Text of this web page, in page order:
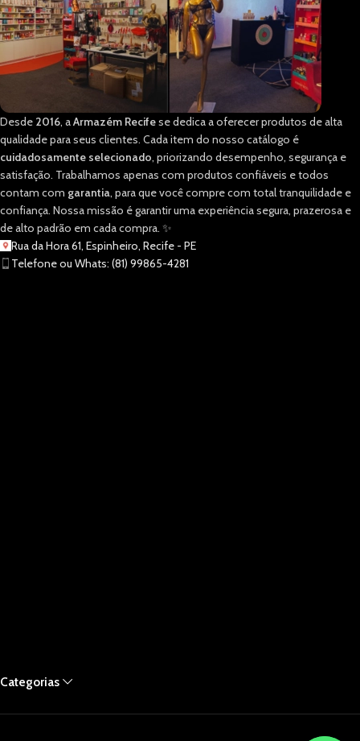
Desde 2016, aArmazém Recifese dedica a oferecer produtos de alta
qualidade para seus clientes. Cada item do nosso catálogo é
cuidadosamente selecionado, priorizando desempenho, segurança e
satisfação. Trabalhamos apenas com produtos confiáveis e todos
contam com garantia, para que você compre com total tranquilidade e
confiança. Nossa missão é garantir uma experiência segura, prazerosa e
de alto padrão em cada compra. ✨
Rua da Hora 61, Espinheiro, Recife - PE
Telefone ou Whats: (81) 99865-4281
Categorias